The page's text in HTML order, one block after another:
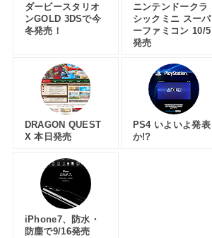
ダービースタリオ
ンGOLD 3DSで今
冬発売！
ニンテンドークラ
シックミニ スーパ
ーファミコン 10/5
発売
DRAGON QUEST
X 本日発売
PS4 いよいよ発表
か!?
iPhone7、防水・
防塵で9/16発売